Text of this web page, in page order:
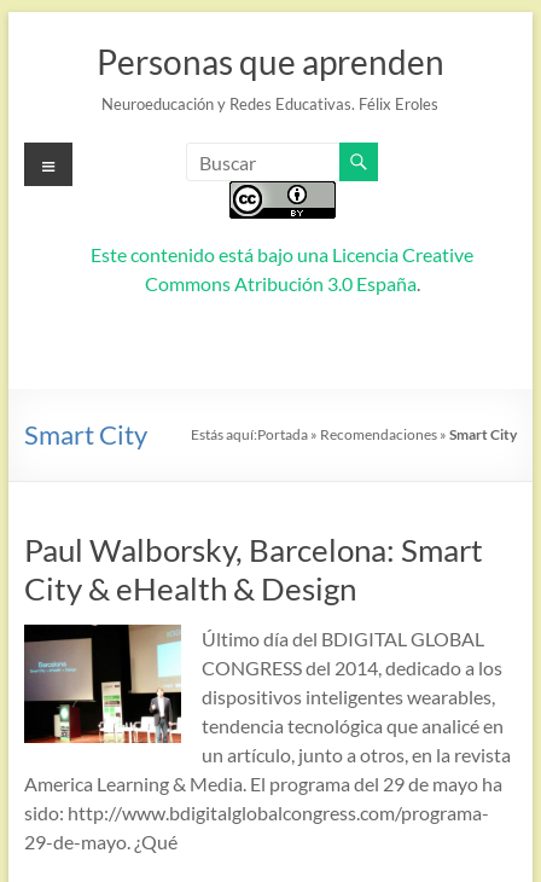
Personas que aprenden
Neuroeducación y Redes Educativas. Félix Eroles
Este contenido está bajo una Licencia Creative
Commons Atribución 3.0 España.
Menú
Smart City Estás aquí:Portada » Recomendaciones »Smart City
Paul Walborsky, Barcelona: Smart
City & eHealth & Design
Último día del BDIGITAL GLOBAL
CONGRESS del 2014, dedicado a los
dispositivos inteligentes wearables,
tendencia tecnológica que analicé en
un artículo, junto a otros, en la revista
America Learning & Media. El programa del 29 de mayo ha
sido: http://www.bdigitalglobalcongress.com/programa-
29-de-mayo. ¿Qué